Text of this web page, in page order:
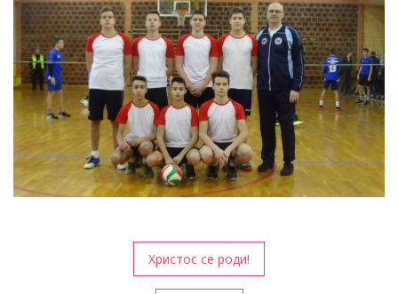
Христос се роди!